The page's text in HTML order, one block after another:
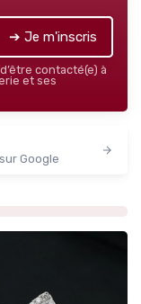
➔ Je m'inscris
contacté(e) à
et ses
Google